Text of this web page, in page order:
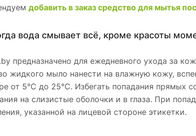
добавить в заказ средство для мытья
вода смывает всё, кроме красоты
предназначено для ежедневного ухода за
жидкого мыло нанести на влажную кожу,
от 5°С до 25°С. Избегать попадания прямых
на слизистые оболочки и в глаза. При
указанной на лицевой стороне этикетки.